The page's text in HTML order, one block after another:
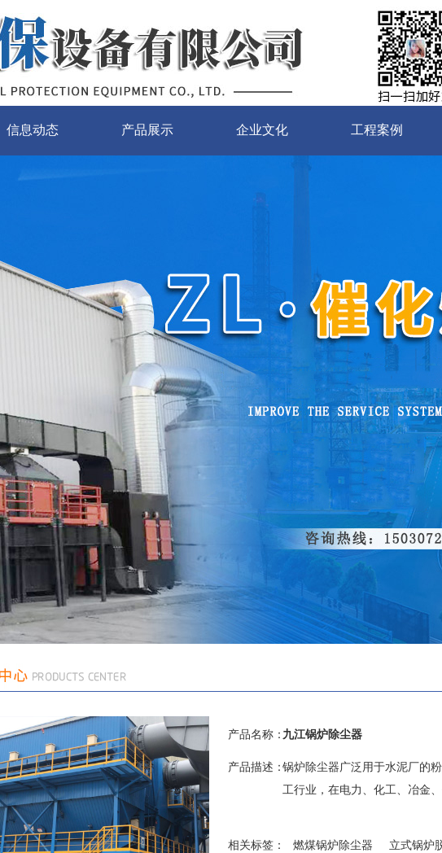
信息动态 产品展示 企业文化 工程案例
产品名称：
产品描述：
九江锅炉除尘器
锅炉除尘器广泛用于水泥厂的
工行业，在电力、化工、冶金
相关标签： 燃煤锅炉除尘器 立式锅炉